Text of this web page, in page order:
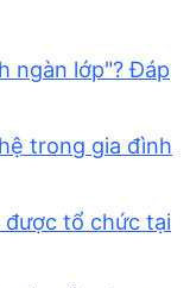
ngàn lớp"? Đáp
trong gia đình
được tổ chức tại